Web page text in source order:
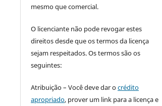
mesmo que comercial.
O licenciante não pode revogar estes
direitos desde que os termos da licença
sejam respeitados. Os termos são os
seguintes:
Atribuição – Você deve dar ocrédito
apropriado, prover um link para a licença e